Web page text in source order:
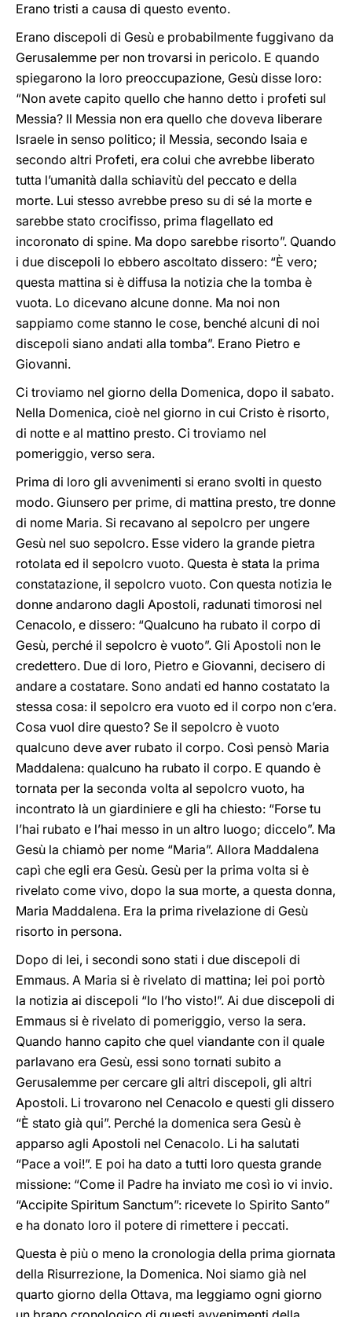
Erano tristi a causa di questo evento.
Erano discepoli di Gesù e probabilmente fuggivano da
Gerusalemme per non trovarsi in pericolo. E quando
spiegarono la loro preoccupazione, Gesù disse loro:
“Non avete capito quello che hanno detto i profeti sul
Messia? Il Messia non era quello che doveva liberare
Israele in senso politico; il Messia, secondo Isaia e
secondo altri Profeti, era colui che avrebbe liberato
tutta l’umanità dalla schiavitù del peccato e della
morte. Lui stesso avrebbe preso su di sé la morte e
sarebbe stato crocifisso, prima flagellato ed
incoronato di spine. Ma dopo sarebbe risorto”. Quando
i due discepoli lo ebbero ascoltato dissero: “È vero;
questa mattina si è diffusa la notizia che la tomba è
vuota. Lo dicevano alcune donne. Ma noi non
sappiamo come stanno le cose, benché alcuni di noi
discepoli siano andati alla tomba”. Erano Pietro e
Giovanni.
Ci troviamo nel giorno della Domenica, dopo il sabato.
Nella Domenica, cioè nel giorno in cui Cristo è risorto,
di notte e al mattino presto. Ci troviamo nel
pomeriggio, verso sera.
Prima di loro gli avvenimenti si erano svolti in questo
modo. Giunsero per prime, di mattina presto, tre donne
di nome Maria. Si recavano al sepolcro per ungere
Gesù nel suo sepolcro. Esse videro la grande pietra
rotolata ed il sepolcro vuoto. Questa è stata la prima
constatazione, il sepolcro vuoto. Con questa notizia le
donne andarono dagli Apostoli, radunati timorosi nel
Cenacolo, e dissero: “Qualcuno ha rubato il corpo di
Gesù, perché il sepolcro è vuoto”. Gli Apostoli non le
credettero. Due di loro, Pietro e Giovanni, decisero di
andare a costatare. Sono andati ed hanno costatato la
stessa cosa: il sepolcro era vuoto ed il corpo non c’era.
Cosa vuol dire questo? Se il sepolcro è vuoto
qualcuno deve aver rubato il corpo. Così pensò Maria
Maddalena: qualcuno ha rubato il corpo. E quando è
tornata per la seconda volta al sepolcro vuoto, ha
incontrato là un giardiniere e gli ha chiesto: “Forse tu
l’hai rubato e l’hai messo in un altro luogo; diccelo”. Ma
Gesù la chiamò per nome “Maria”. Allora Maddalena
capì che egli era Gesù. Gesù per la prima volta si è
rivelato come vivo, dopo la sua morte, a questa donna,
Maria Maddalena. Era la prima rivelazione di Gesù
risorto in persona.
Dopo di lei, i secondi sono stati i due discepoli di
Emmaus. A Maria si è rivelato di mattina; lei poi portò
la notizia ai discepoli “Io l’ho visto!”. Ai due discepoli di
Emmaus si è rivelato di pomeriggio, verso la sera.
Quando hanno capito che quel viandante con il quale
parlavano era Gesù, essi sono tornati subito a
Gerusalemme per cercare gli altri discepoli, gli altri
Apostoli. Li trovarono nel Cenacolo e questi gli dissero
“È stato già qui”. Perché la domenica sera Gesù è
apparso agli Apostoli nel Cenacolo. Li ha salutati
“Pace a voi!”. E poi ha dato a tutti loro questa grande
missione: “Come il Padre ha inviato me così io vi invio.
“Accipite Spiritum Sanctum”: ricevete lo Spirito Santo”
e ha donato loro il potere di rimettere i peccati.
Questa è più o meno la cronologia della prima giornata
della Risurrezione, la Domenica. Noi siamo già nel
quarto giorno della Ottava, ma leggiamo ogni giorno